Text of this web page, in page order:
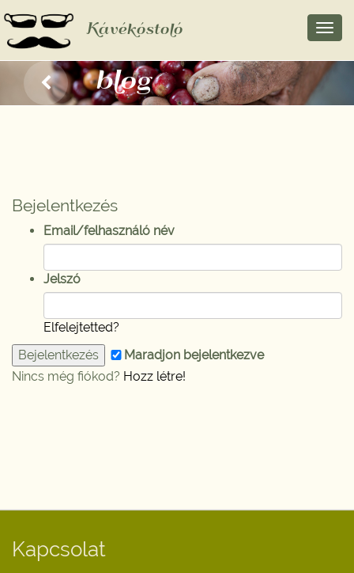
Kávékóstoló
blog
Bejelentkezés
Email/felhasználó név
Jelszó
Elfelejtetted?
Maradjon bejelentkezve
Nincs még fiókod? Hozz létre!
Kapcsolat